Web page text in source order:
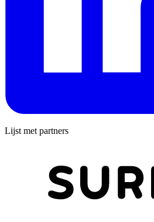
Lijst met partners